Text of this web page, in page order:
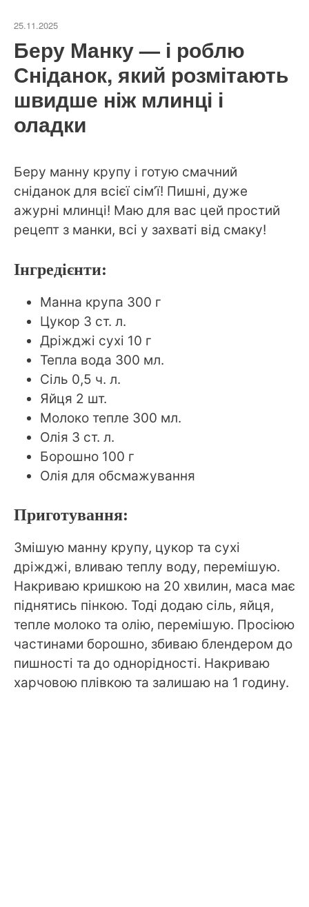
25.11.2025
Беру Манку — і роблю
Сніданок, який розмітають
швидше ніж млинці і
оладки
Беру манну крупу і готую смачний
сніданок для всієї сім’ї! Пишні, дуже
ажурні млинці! Маю для вас цей простий
рецепт з манки, всі у захваті від смаку!
Інгредієнти:
Манна крупа 300 г
Цукор 3 ст. л.
Дріжджі сухі 10 г
Тепла вода 300 мл.
Сіль 0,5 ч. л.
Яйця 2 шт.
Молоко тепле 300 мл.
Олія 3 ст. л.
Борошно 100 г
Олія для обсмажування
Приготування:
Змішую манну крупу, цукор та сухі
дріжджі, вливаю теплу воду, перемішую.
Накриваю кришкою на 20 хвилин, маса має
піднятись пінкою. Тоді додаю сіль, яйця,
тепле молоко та олію, перемішую. Просіюю
частинами борошно, збиваю блендером до
пишності та до однорідності. Накриваю
харчовою плівкою та залишаю на 1 годину.